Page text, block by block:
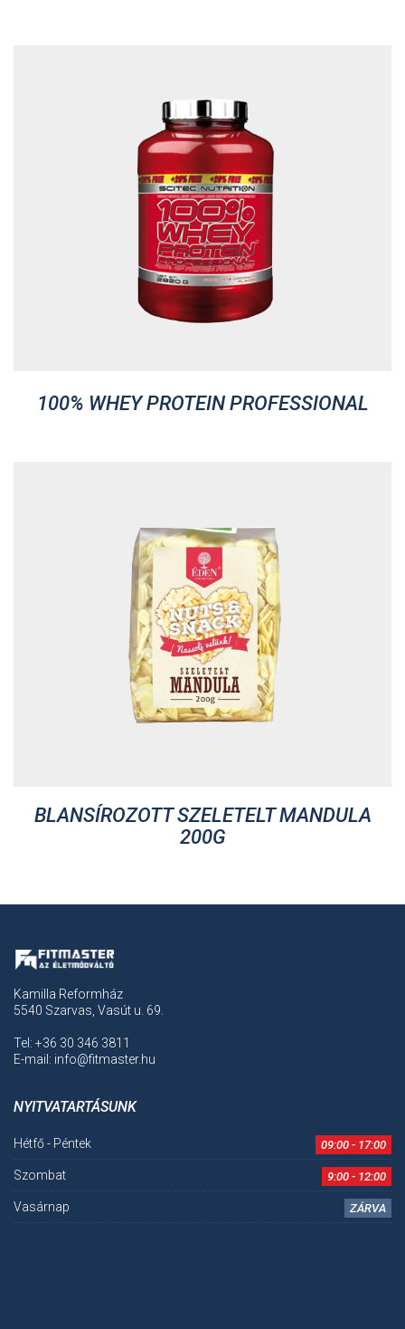
100% WHEY PROTEIN PROFESSIONAL
BLANSÍROZOTT SZELETELT MANDULA
200G
Kamilla Reformház
5540 Szarvas, Vasút u. 69.
Tel: +36 30 346 3811
E-mail: info@fitmaster.hu
NYITVATARTÁSUNK
Hétfő - Péntek 09:00 - 17:00
Szombat 9:00 - 12:00
Vasárnap ZÁRVA